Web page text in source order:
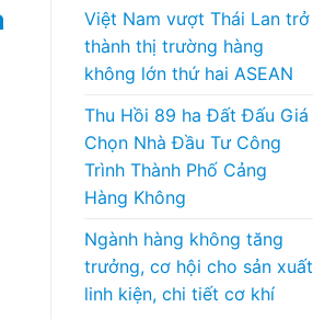
Việt Nam vượt Thái Lan trở
thành thị trường hàng
không lớn thứ hai ASEAN
Thu Hồi 89 ha Đất Đấu Giá
Chọn Nhà Đầu Tư Công
Trình Thành Phố Cảng
Hàng Không
Ngành hàng không tăng
trưởng, cơ hội cho sản xuất
linh kiện, chi tiết cơ khí